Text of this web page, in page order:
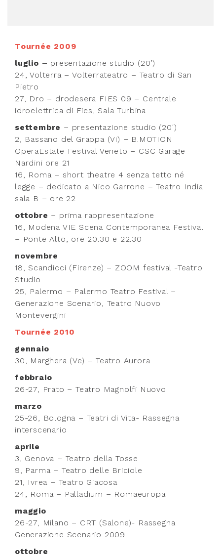
Tournée 2009
luglio – presentazione studio (20’)
24, Volterra – Volterrateatro – Teatro di San
Pietro
27, Dro – drodesera FIES 09 – Centrale
idroelettrica di Fies, Sala Turbina
settembre – presentazione studio (20′)
2, Bassano del Grappa (Vi) – B.MOTION
OperaEstate Festival Veneto – CSC Garage
Nardini ore 21
16, Roma – short theatre 4 senza tetto né
legge – dedicato a Nico Garrone – Teatro India
sala B – ore 22
ottobre – prima rappresentazione
16, Modena VIE Scena Contemporanea Festival
– Ponte Alto, ore 20.30 e 22.30
novembre
18, Scandicci (Firenze) – ZOOM festival -Teatro
Studio
25, Palermo – Palermo Teatro Festival –
Generazione Scenario, Teatro Nuovo
Montevergini
Tournée 2010
gennaio
30, Marghera (Ve) – Teatro Aurora
febbraio
26-27, Prato – Teatro Magnolfi Nuovo
marzo
25-26, Bologna – Teatri di Vita- Rassegna
interscenario
aprile
3, Genova – Teatro della Tosse
9, Parma – Teatro delle Briciole
21, Ivrea – Teatro Giacosa
24, Roma – Palladium – Romaeuropa
maggio
26-27, Milano – CRT (Salone)- Rassegna
Generazione Scenario 2009
ottobre